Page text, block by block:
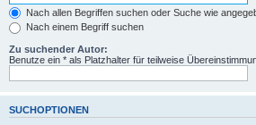
Nach allen Begriffen suchen oder Suche wie
Nach einem Begriff suchen
Zu suchender Autor:
Benutze ein * als Platzhalter für teilweise
SUCHOPTIONEN